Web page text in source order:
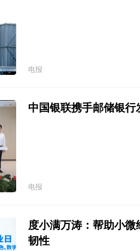
电报
中国银联携手邮储银
电报
度小满万涛：帮助小
韧性